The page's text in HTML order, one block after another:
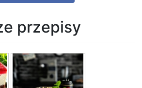
przepisy